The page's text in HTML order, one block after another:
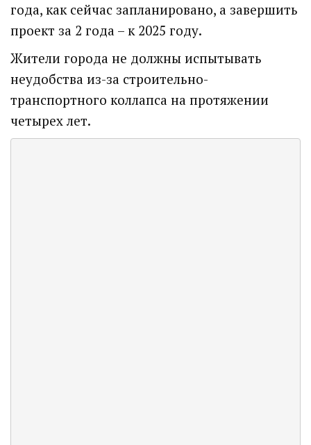
года, как сейчас запланировано, а завершить
проект за 2 года – к 2025 году.
Жители города не должны испытывать
неудобства из-за строительно-
транспортного коллапса на протяжении
четырех лет.